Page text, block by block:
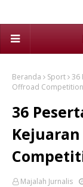
Beranda Sport 36
Offroad
36
Majalah Jurnalis